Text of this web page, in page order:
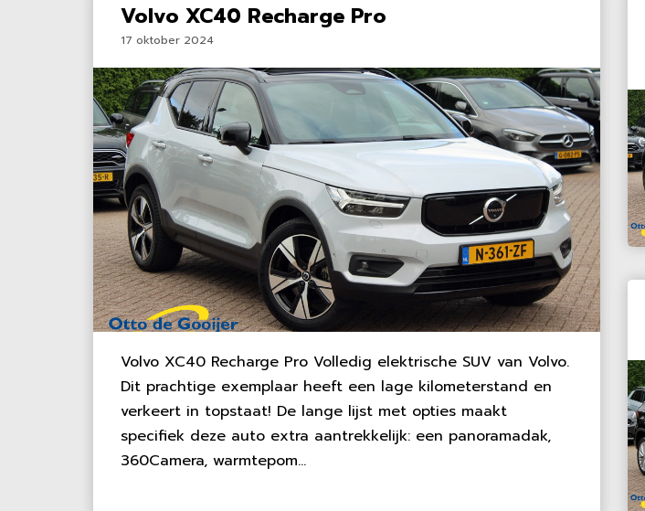
Volvo XC40 Recharge Pro
17 oktober 2024
Volvo XC40 Recharge Pro Volledig elektrische SUV van Volvo.
Dit prachtige exemplaar heeft een lage kilometerstand en
verkeert in topstaat! De lange lijst met opties maakt
specifiek deze auto extra aantrekkelijk: een panoramadak,
360Camera, warmtepom...